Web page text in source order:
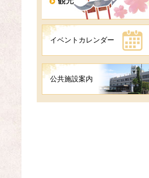
イベントカレンダー
公共施設案内